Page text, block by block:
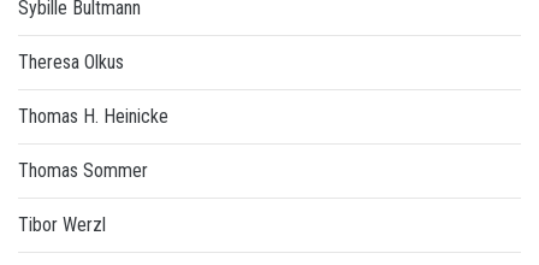
Sybille Bultmann
Theresa Olkus
Thomas H. Heinicke
Thomas Sommer
Tibor Werzl